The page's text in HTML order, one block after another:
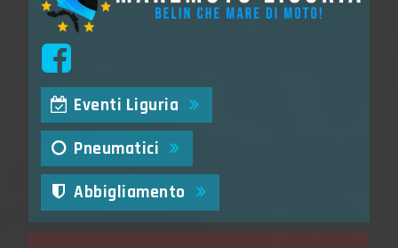
Eventi Liguria
Pneumatici
Abbigliamento